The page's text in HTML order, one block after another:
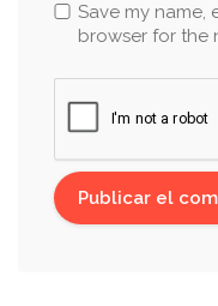
Save my name,
browser for the